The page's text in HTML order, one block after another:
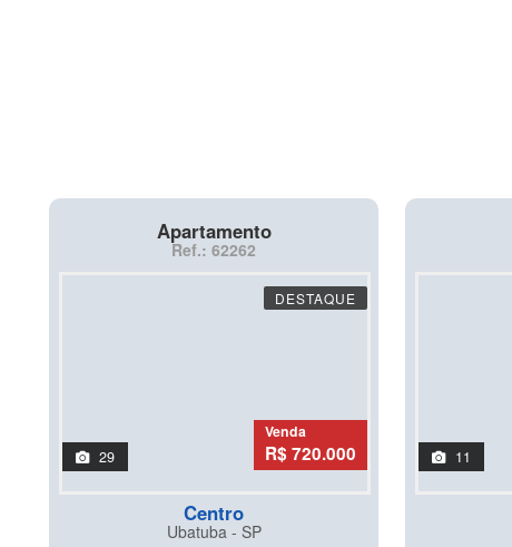
Apartamento
Ref.: 62262
DESTAQUE
29
Venda
R$ 720.000
Centro
Ubatuba - SP
11